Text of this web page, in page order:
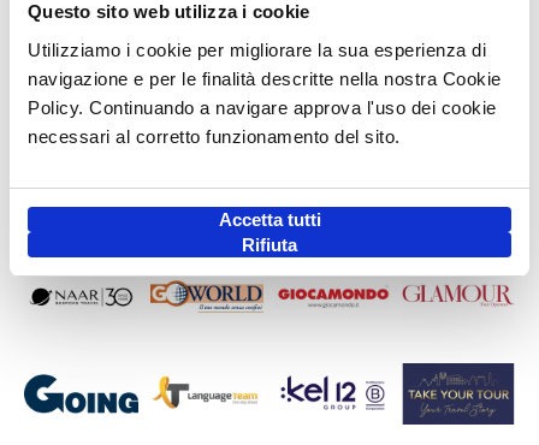
Questo sito web utilizza i cookie
Utilizziamo i cookie per migliorare la sua esperienza di
navigazione e per le finalità descritte nella nostra Cookie
Policy. Continuando a navigare approva l'uso dei cookie
necessari al corretto funzionamento del sito.
Accetta tutti
Rifiuta